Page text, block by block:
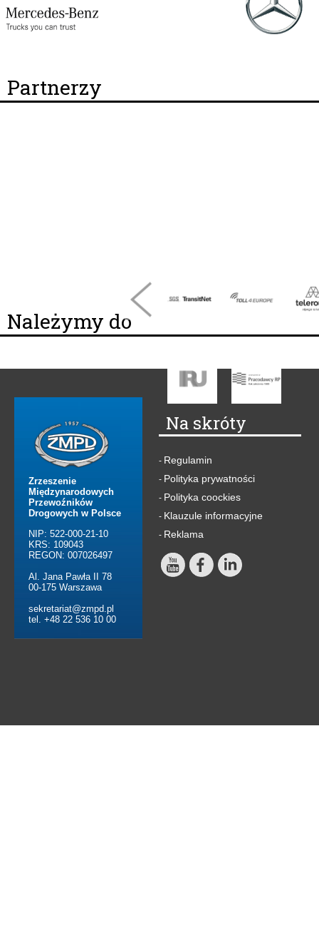
Partnerzy
Należymy do
Zrzeszenie
Międzynarodowych
Przewoźników
Drogowych w Polsce
NIP: 522-000-21-10
KRS: 109043
REGON: 007026497
Al. Jana Pawła II 78
00-175 Warszawa
sekretariat@zmpd.pl
tel. +48 22 536 10 00
Na skróty
- Regulamin
- Polityka prywatności
- Polityka coockies
- Klauzule informacyjne
- Reklama